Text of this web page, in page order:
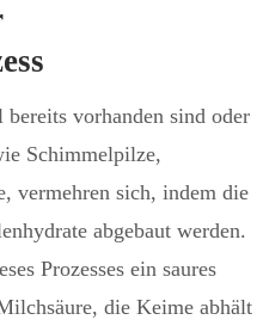
vorhanden sind oder
Schimmelpilze,
vermehren sich, indem die
abgebaut werden.
Prozesses ein saures
die Keime abhält